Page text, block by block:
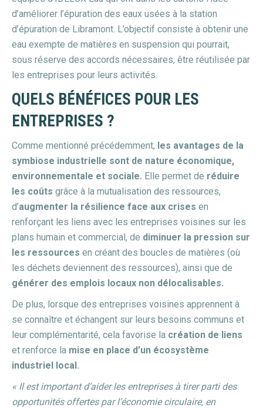
d’améliorer l’épuration des eaux usées à la station
d’épuration de Libramont. L’objectif consiste à obtenir une
eau exempte de matières en suspension qui pourrait,
sous réserve des accords nécessaires, être réutilisée par
les entreprises pour leurs activités.
QUELS BÉNÉFICES POUR LES
ENTREPRISES ?
Comme mentionné précédemment, les avantages de la
symbiose industrielle sont de nature économique,
environnementale et sociale. Elle permet de réduire
les coûts grâce à la mutualisation des ressources,
d’augmenter la résilience face aux crises en
renforçant les liens avec les entreprises voisines sur les
plans humain et commercial, de diminuer la pression sur
les ressources en créant des boucles de matières (où
les déchets deviennent des ressources), ainsi que de
générer des emplois locaux non délocalisables.
De plus, lorsque des entreprises voisines apprennent à
se connaître et échangent sur leurs besoins communs et
leur complémentarité, cela favorise la création de liens
et renforce la mise en place d’un écosystème
industriel local.
« Il est important d’aider les entreprises à tirer parti des
opportunités offertes par l’économie circulaire, en